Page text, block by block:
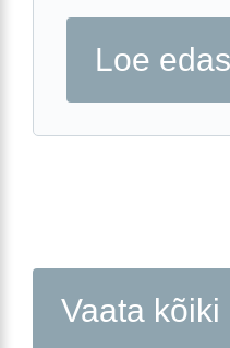
Loe
Vaata